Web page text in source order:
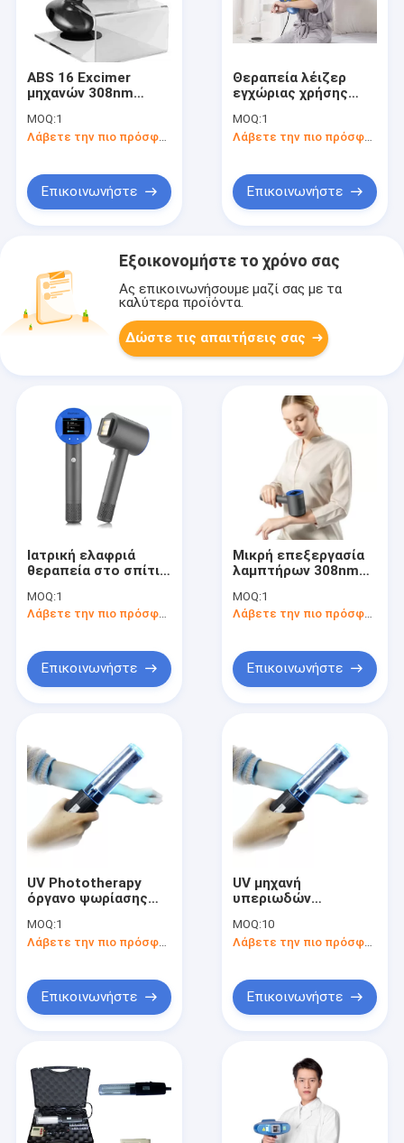
ABS 16 Excimer
μηχανών 308nm
τ.εκ. λέιζερ
MOQ:1
Λάβετε την πιο πρόσφατη τιμή
Επικοινωνήστε
Θεραπεία λέιζερ
εγχώριας χρήσης
μηχανών 308nm
Vitiligo Phototherapy
MOQ:1
Επικοινωνήστε
Εξοικονομήστε το χρόνο σας
Ας επικοινωνήσουμε μαζί σας με τα
καλύτερα προϊόντα.
Δώστε τις απαιτήσεις σας
Ιατρική ελαφριά
θεραπεία στο σπίτι
Vitiligo Phototherapy
οθόνης
MOQ:1
Λάβετε την πιο πρόσφατη τιμή
Επικοινωνήστε
Μικρή επεξεργασία
λαμπτήρων 308nm
οδηγήσεων μηχανών
Vitiligo Phototherapy
MOQ:1
Λάβετε την πιο πρόσφατη τιμή
Επικοινωνήστε
UV Phototherapy
όργανο ψωρίασης
MOQ:1
Λάβετε την πιο πρόσφατη τιμή
Επικοινωνήστε
UV μηχανή
υπεριωδών
Phototherapy
ψωρίασης Vitiligo
MOQ:10
Επικοινωνήστε